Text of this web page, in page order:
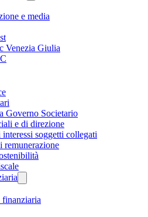
e media
Venezia Giulia
Governo Societario
e di direzione
soggetti collegati
remunerazione